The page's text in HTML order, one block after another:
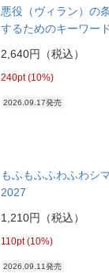
悪役（ヴィラン）の
するためのキーワー
2,640円（税込）
240pt (10%)
2026.09.17発売
もふもふふわふわシ
2027
1,210円（税込）
110pt (10%)
2026.09.11発売